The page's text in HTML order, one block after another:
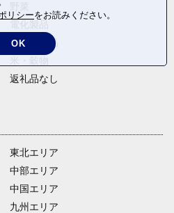
卵・乳製品
返礼品なし
東北エリア
中部エリア
中国エリア
九州エリア
リシーをお読みください。
OK